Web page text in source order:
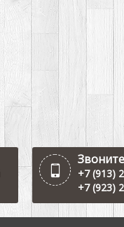
Звоните
+7 (913)
+7 (923)